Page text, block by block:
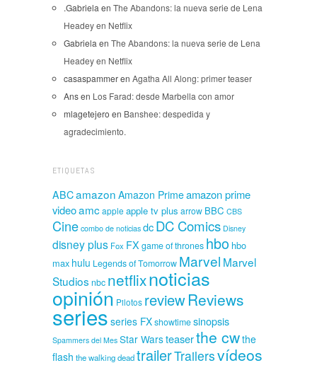
.Gabriela en The Abandons: la nueva serie de Lena
Headey en Netflix
Gabriela en The Abandons: la nueva serie de Lena
Headey en Netflix
casaspammeren Agatha All Along: primer teaser
Ansen Los Farad: desde Marbella con amor
mlagetejero en Banshee: despedida y
agradecimiento.
ETIQUETAS
ABCamazon Amazon Primeamazon prime
videoamcapple apple tv plus arrow BBC CBS
Cine combo de noticias dcDC Comics Disney
disney plus Fox FX game of thrones hbo hbo
max hulu Legends of Tomorrow Marvel Marvel
Studios nbc netflixnoticias
opinión Pilotos reviewReviews
series series FXshowtimesinopsis
Spammers del Mes Star Warsteaserthe cwthe
flash the walking deadtrailerTrailersvídeos